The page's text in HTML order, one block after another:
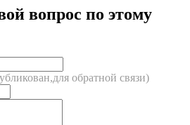
вопрос по этому
обратной связи)